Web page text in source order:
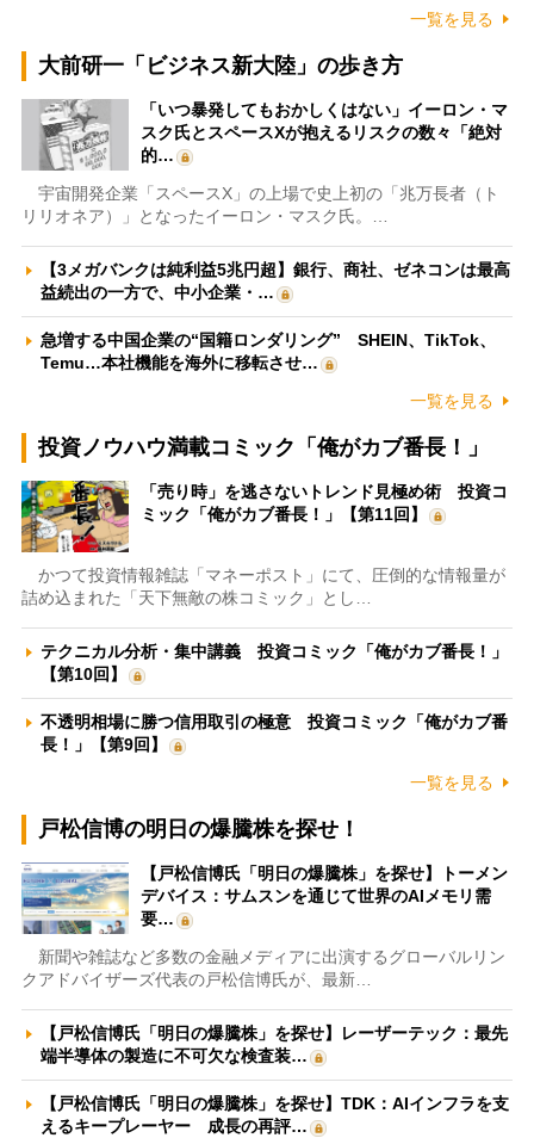
一覧を見る
大前研一「ビジネス新大陸」の歩き方
「いつ暴発してもおかしくはない」イーロン・マ
スク氏とスペースXが抱えるリスクの数々「絶対
的…
宇宙開発企業「スペースX」の上場で史上初の「兆万長者（ト
リリオネア）」となったイーロン・マスク氏。…
【3メガバンクは純利益5兆円超】銀行、商社、ゼネコンは最高
益続出の一方で、中小企業・…
急増する中国企業の“国籍ロンダリング” SHEIN、TikTok、
Temu…本社機能を海外に移転させ…
一覧を見る
投資ノウハウ満載コミック「俺がカブ番長！」
「売り時」を逃さないトレンド見極め術 投資コ
ミック「俺がカブ番長！」【第11回】
かつて投資情報雑誌「マネーポスト」にて、圧倒的な情報量が
詰め込まれた「天下無敵の株コミック」とし…
テクニカル分析・集中講義 投資コミック「俺がカブ番長！」
【第10回】
不透明相場に勝つ信用取引の極意 投資コミック「俺がカブ番
長！」【第9回】
一覧を見る
戸松信博の明日の爆騰株を探せ！
【戸松信博氏「明日の爆騰株」を探せ】トーメン
デバイス：サムスンを通じて世界のAIメモリ需
要…
新聞や雑誌など多数の金融メディアに出演するグローバルリン
クアドバイザーズ代表の戸松信博氏が、最新…
【戸松信博氏「明日の爆騰株」を探せ】レーザーテック：最先
端半導体の製造に不可欠な検査装…
【戸松信博氏「明日の爆騰株」を探せ】TDK：AIインフラを支
えるキープレーヤー 成長の再評…